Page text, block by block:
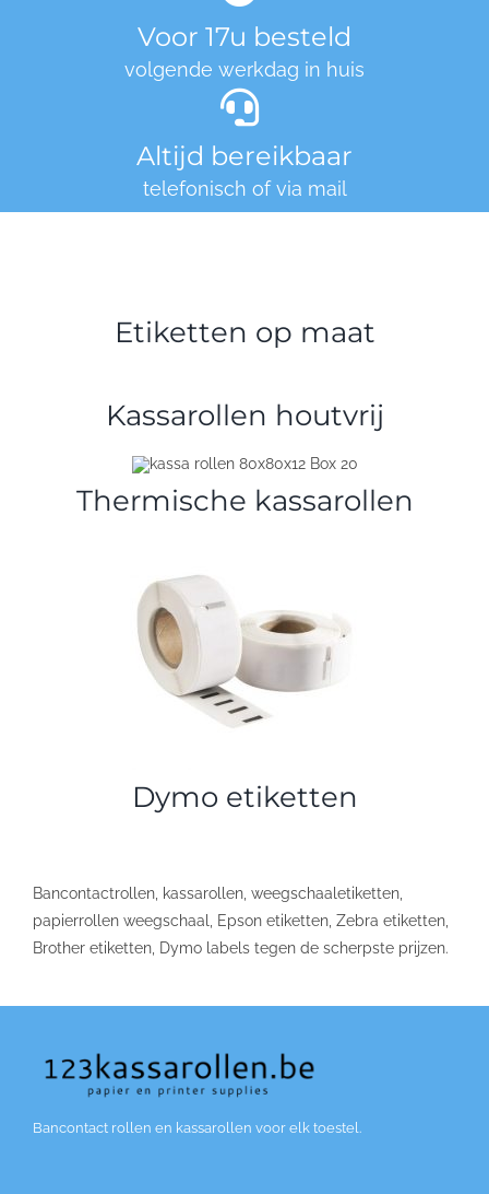
Voor 17u besteld
volgende werkdag in huis
Altijd bereikbaar
telefonisch of via mail
Etiketten op maat
Kassarollen houtvrij
Thermische kassarollen
Dymo etiketten
Bancontactrollen, kassarollen, weegschaaletiketten,
papierrollen weegschaal, Epson etiketten, Zebra etiketten,
Brother etiketten, Dymo labels tegen de scherpste prijzen.
Bancontact rollen en kassarollen voor elk toestel.